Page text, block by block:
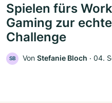
Spielen fürs
Gaming zur
Challenge
SB Von Stefanie Bloch ‧ 04.